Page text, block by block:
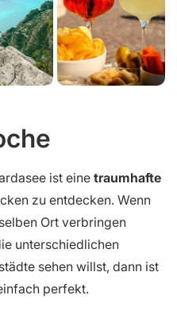
ist eine traumhafte
zu entdecken. Wenn
Ort verbringen
unterschiedlichen
sehen willst, dann ist
perfekt.